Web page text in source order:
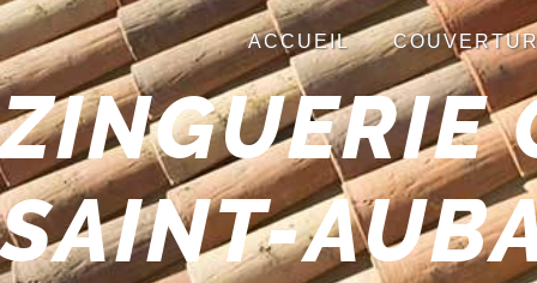
Panneau de gestion des cookies
ACCUEIL
ZINGUERIE
SAINT-